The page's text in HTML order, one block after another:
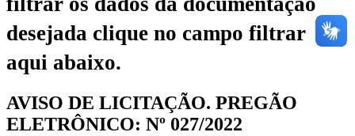
desejada clique no campo filtrar
aqui abaixo.
AVISO DE LICITAÇÃO. PREGÃO
ELETRÔNICO: Nº 027/2022